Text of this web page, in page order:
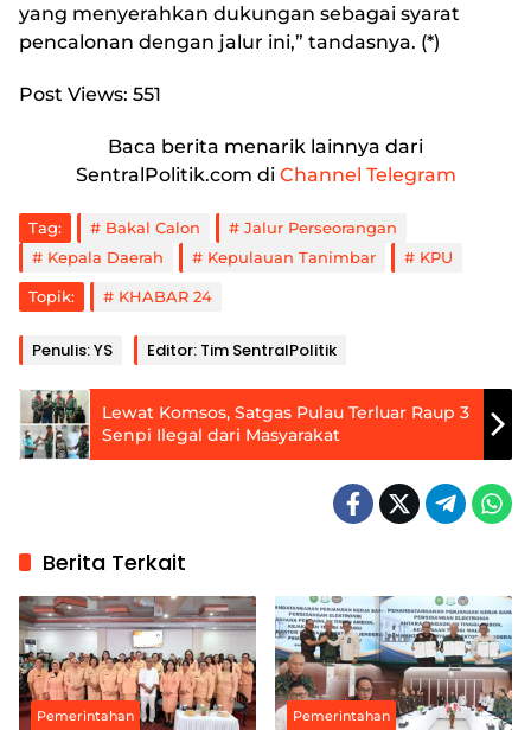
yang menyerahkan dukungan sebagai syarat
pencalonan dengan jalur ini,” tandasnya. (*)
Post Views: 551
Baca berita menarik lainnya dari
SentralPolitik.com di Channel Telegram
Tag: Bakal Calon
Jalur Perseorangan
Kepala Daerah
Kepulauan Tanimbar KPU
Topik: KHABAR 24
Penulis: YS Editor: Tim SentralPolitik
Lewat Komsos, Satgas Pulau Terluar Raup 3
Senpi Ilegal dari Masyarakat
Berita Terkait
Pemerintahan Pemerintahan